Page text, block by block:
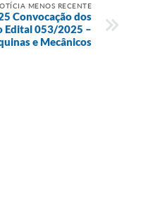
MENOS RECENTE
Convocação dos
Edital 053/2025 –
e Mecânicos